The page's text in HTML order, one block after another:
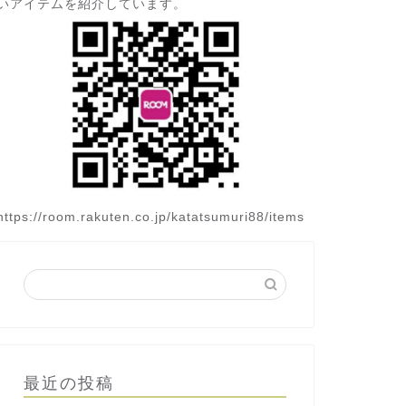
アイテムを紹介しています。
room.rakuten.co.jp/katatsumuri88/items
最近の投稿